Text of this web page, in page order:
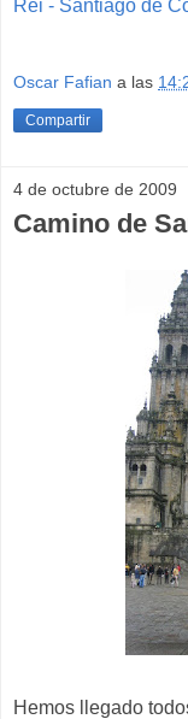
Rei - Santiago de
Oscar Fafian a las
Compartir
4 de octubre de 2009
Camino de
Hemos llegado